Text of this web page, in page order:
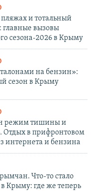
и тотальный
главные вызовы
сезона-2026 в Крыму
на бензин»:
сезон в Крыму
режим тишины и
Отдых в прифронтовом
интернета и бензина
Что-то стало
Крыму: где же теперь